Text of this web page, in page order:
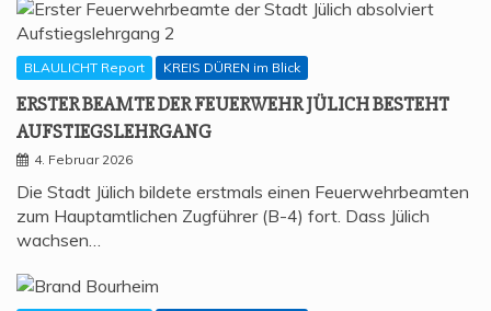
BLAULICHT Report KREIS DÜREN im Blick
ERS­TER BEAM­TE DER FEU­ER­WEHR JÜLICH BESTEHT
AUFSTIEGSLEHRGANG
4. Februar 2026
Die Stadt Jülich bildete erstmals einen Feuerwehrbeamten
zum Hauptamtlichen Zugführer (B-4) fort. Dass Jülich
wachsen…